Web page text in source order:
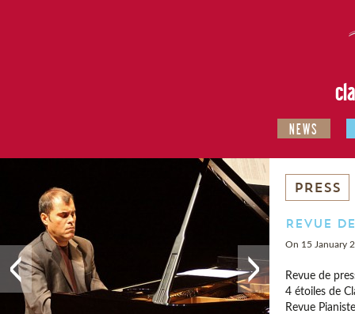
NEWS
PRESS
Revue
On 15 January
Revue de
4 étoiles de
Revue